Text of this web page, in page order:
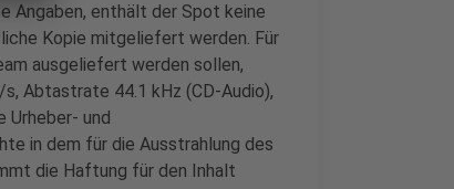
Angaben, enthält der Spot keine
Kopie mitgeliefert werden. Für
ausgeliefert werden sollen,
Abtastrate 44.1 kHz (CD-Audio),
und
in dem für die Ausstrahlung des
die Haftung für den Inhalt